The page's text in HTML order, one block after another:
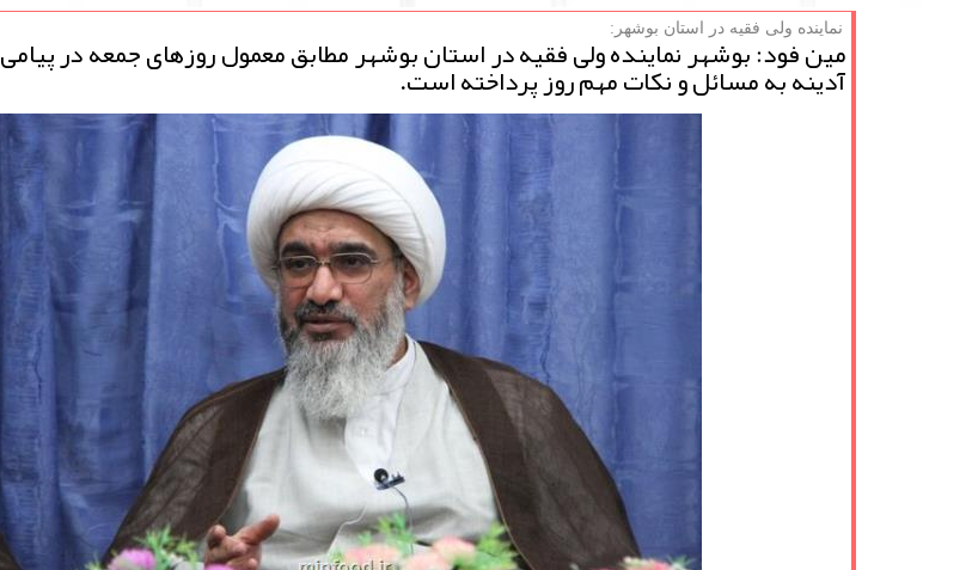
نماینده ولی فقیه در استان بوشهر:
مین فود: بوشهر نماینده ولی فقیه در استان بوشهر مطابق معمول روزهای جمعه در
آدینه به مسائل و نكات مهم روز پرداخته است.